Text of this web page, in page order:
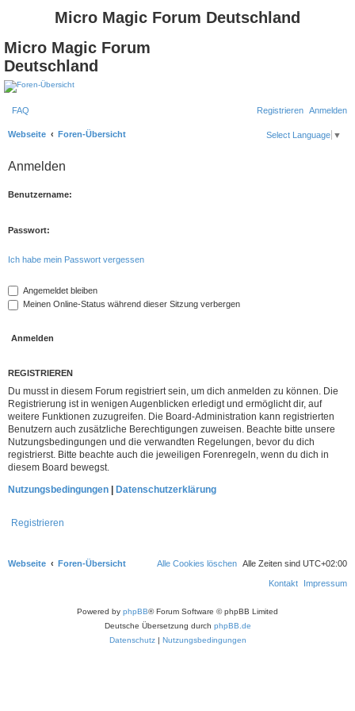
Micro Magic Forum Deutschland
Micro Magic Forum
Deutschland
FAQ Anmelden
Registrieren
Webseite Foren-Übersicht Select Language ▼
Anmelden
Benutzername:
Passwort:
Ich habe mein Passwort vergessen
Angemeldet bleiben
Meinen Online-Status während dieser Sitzung verbergen
REGISTRIEREN
Du musst in diesem Forum registriert sein, um dich anmelden zu können. Die
Registrierung ist in wenigen Augenblicken erledigt und ermöglicht dir, auf
weitere Funktionen zuzugreifen. Die Board-Administration kann registrierten
Benutzern auch zusätzliche Berechtigungen zuweisen. Beachte bitte unsere
Nutzungsbedingungen und die verwandten Regelungen, bevor du dich
registrierst. Bitte beachte auch die jeweiligen Forenregeln, wenn du dich in
diesem Board bewegst.
Nutzungsbedingungen
Datenschutzerklärung
Registrieren
Webseite Foren-Übersicht Alle Zeiten sind UTC+02:00
Alle Cookies löschen
Impressum
Kontakt
Powered by phpBB® Forum Software © phpBB Limited
Deutsche Übersetzung durch phpBB.de
Datenschutz| Nutzungsbedingungen